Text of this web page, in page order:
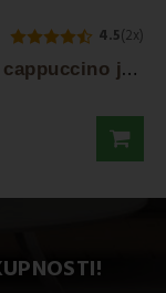
4.5(2x)
P
osteljna rjuha cappuccino jersey EMI